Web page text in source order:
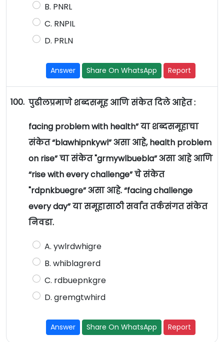
B. PNRL
C. RNPIL
D. PRLN
Answer Share On WhatsApp Report
100. पुढीलप्रमाणे शब्दसमूह आणि संकेत दिले आहेत :
facing problem with health” या शब्दसमूहाचा
संकेत “blawhipnkywl” असा आहे, health problem
on rise” चा संकेत "grmywlbuebla” असा आहे आणि
“rise with every challenge” चे संकेत
"rdpnkbuegre” असा आहे. “facing challenge
every day” या समूहासाठी सर्वात तर्कसंगत संकेत
निवडा.
A. ywlrdwhigre
B. whiblagrerd
C. rdbuepnkgre
D. gremgtwhird
Answer Share On WhatsApp Report